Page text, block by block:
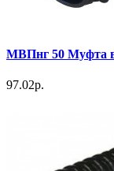
МВПнг 50 Муфта
97.02р.